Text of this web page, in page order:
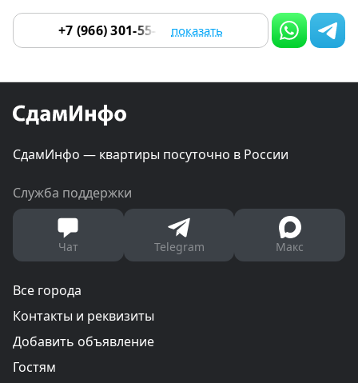
+7 (966) 301-55-01 показать
СдамИнфо — квартиры посуточно в России
Служба поддержки
Чат Telegram Макс
Все города
Контакты и реквизиты
Добавить объявление
Гостям